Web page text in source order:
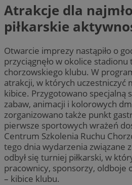
Atrakcje dla
piłkarskie
Otwarcie imprezy nastąpiło o
przyciągnęło w okolice
chorzowskiego klubu. W
atrakcji, w których uczestniczyć
kibice. Przygotowano specjalną
zabaw, animacji i kolorowych
zorganizowano także punkt
pierwsze sportowych wrażeń
Centrum Szkolenia Ruchu
tego dnia wydarzenia związane
odbył się turniej piłkarski, w
pracownicy, sponsorzy, oldboje
– kibice klubu.